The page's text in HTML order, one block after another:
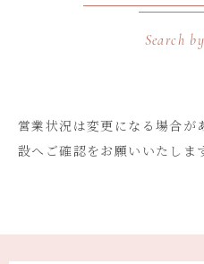
Search
営業状況は変更になる場合が
設へご確認をお願いいたしま